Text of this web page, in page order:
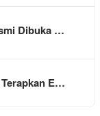
Dibuka …
E…